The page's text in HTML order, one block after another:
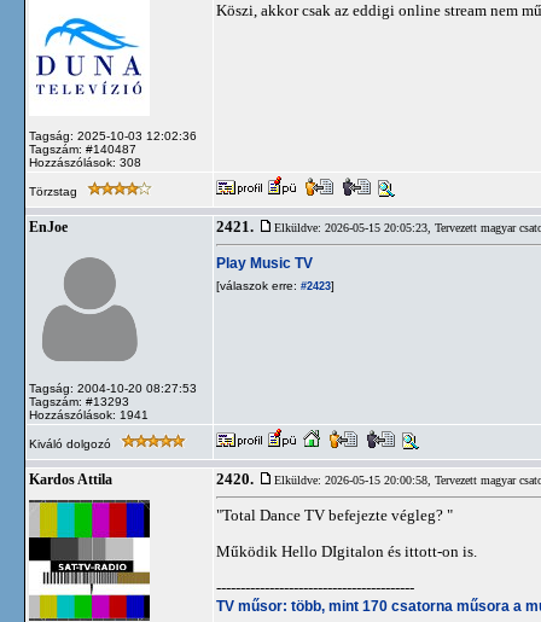
Tagság: 2025-10-03 12:02:36
Tagszám: #140487
Hozzászólások: 308
Köszi, akkor csak az eddigi online stream nem
Törzstag
EnJoe
Tagság: 2004-10-20 08:27:53
Tagszám: #13293
Hozzászólások: 1941
2421. Elküldve: 2026-05-15 20:05:23, Tervezett magyar
Play Music TV
[válaszok erre: #2423]
Kiváló dolgozó
Kardos Attila 2420. Elküldve: 2026-05-15 20:00:58, Tervezett magyar
"Total Dance TV befejezte végleg? "
Működik Hello DIgitalon és ittott-on is.
-----------------------------------------
TV műsor: több, mint 170 csatorna műsora a